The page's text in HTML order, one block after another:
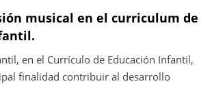
musical en el curriculum de
en el Currículo de Educación Infantil,
finalidad contribuir al desarrollo